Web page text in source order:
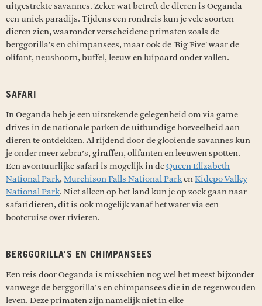
uitgestrekte savannes. Zeker wat betreft de dieren is Oeganda
een uniek paradijs. Tijdens een rondreis kun je vele soorten
dieren zien, waaronder verscheidene primaten zoals de
berggorilla's en chimpansees, maar ook de 'Big Five' waar de
olifant, neushoorn, buffel, leeuw en luipaard onder vallen.
SAFARI
In Oeganda heb je een uitstekende gelegenheid om via game
drives in de nationale parken de uitbundige hoeveelheid aan
dieren te ontdekken. Al rijdend door de glooiende savannes kun
je onder meer zebra’s, giraffen, olifanten en leeuwen spotten.
Een avontuurlijke safari is mogelijk in deQueen Elizabeth
National Park, Murchison Falls National ParkenKidepo Valley
National Park. Niet alleen op het land kun je op zoek gaan naar
safaridieren, dit is ook mogelijk vanaf het water via een
bootcruise over rivieren.
BERGGORILLA’S EN CHIMPANSEES
Een reis door Oeganda is misschien nog wel het meest bijzonder
vanwege de berggorilla’s en chimpansees die in de regenwouden
leven. Deze primaten zijn namelijk niet in elke